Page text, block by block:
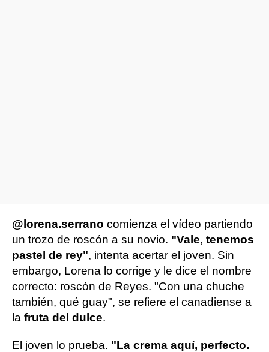
@lorena.serrano comienza el vídeo partiendo
un trozo de roscón a su novio. "Vale, tenemos
pastel de rey", intenta acertar el joven. Sin
embargo, Lorena lo corrige y le dice el nombre
correcto: roscón de Reyes. "Con una chuche
también, qué guay", se refiere el canadiense a
la fruta del dulce.
El joven lo prueba. "La crema aquí, perfecto.